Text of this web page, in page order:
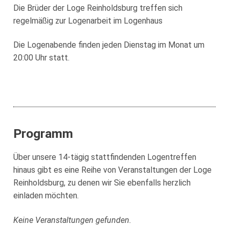
Die Brüder der Loge Reinholdsburg treffen sich
regelmäßig zur Logenarbeit im Logenhaus
Die Logenabende finden jeden Dienstag im Monat um
20:00 Uhr statt.
Programm
Über unsere 14-tägig stattfindenden Logentreffen
hinaus gibt es eine Reihe von Veranstaltungen der Loge
Reinholdsburg, zu denen wir Sie ebenfalls herzlich
einladen möchten.
Keine Veranstaltungen gefunden.